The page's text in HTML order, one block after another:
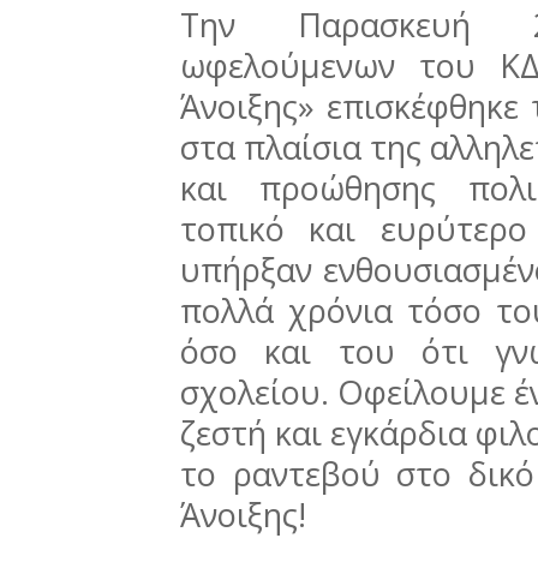
Την Παρασκευή
ωφελούμενων του
Άνοιξης»
στα πλαίσια της
και προώθησης
τοπικό και
υπήρξαν
πολλά χρόνια τόσο
όσο και του ότι
σχολείου. Οφείλουμε
ζεστή και εγκάρδια
το ραντεβού στο
Άνοιξης!